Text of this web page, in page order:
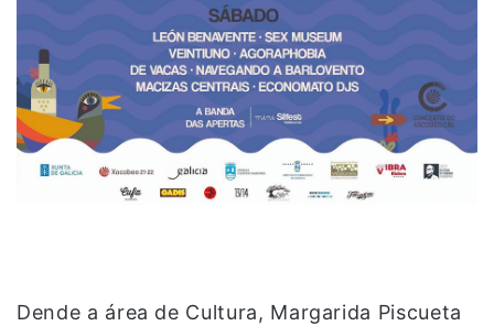
Dende a área de Cultura, Margarida Piscueta